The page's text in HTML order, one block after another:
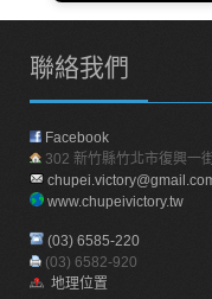
聯絡我們
Facebook
302 新竹縣竹北市復興一
www.chupeivictory.tw
(03) 6585-220
(03) 6582-920
地理位置